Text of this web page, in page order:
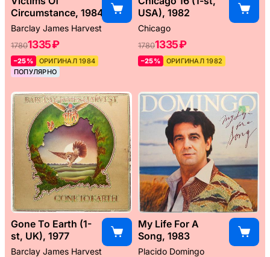
Circumstance, 1984
Barclay James Harvest
17801335 ₽
–25%
ОРИГИНАЛ 1984
ПОПУЛЯРНО
USA), 1982
Chicago
17801335 ₽
–25% ОРИГИНАЛ 1982
Gone To Earth (1-
st, UK), 1977
Barclay James Harvest
My Life For A
Song, 1983
Placido Domingo